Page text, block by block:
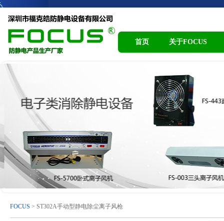
首页 关于FOCUS
FOCUS > ST302A手动型静电除尘离子风枪